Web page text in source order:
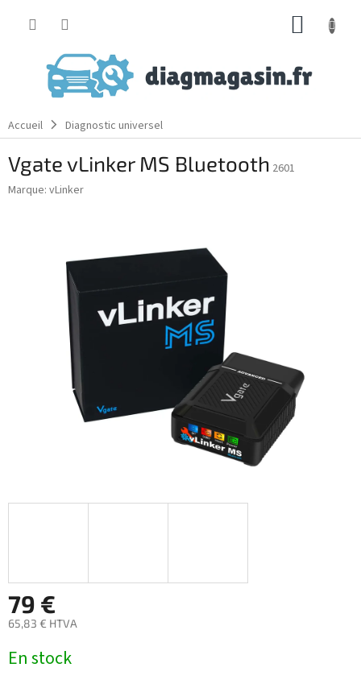
PANIER
Accueil Diagnostic universel
Vgate vLinker MS Bluetooth 2601
Marque: vLinker
79 €
65,83 € HTVA
de
En stock